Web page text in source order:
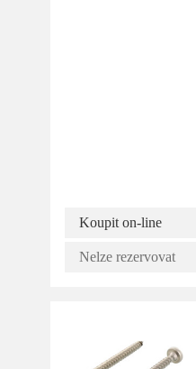
Koupit on-line
Nelze rezervovat